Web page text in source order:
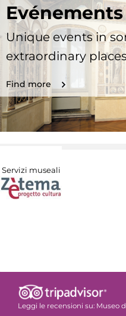
Unique events in
extraordinary
Find more
Servizi museali
Leggi le recensioni su: Museo